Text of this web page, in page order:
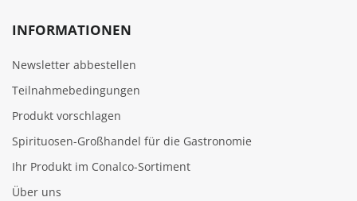
INFORMATIONEN
Newsletter abbestellen
Teilnahmebedingungen
Produkt vorschlagen
Spirituosen-Großhandel für die Gastronomie
Ihr Produkt im Conalco-Sortiment
Über uns